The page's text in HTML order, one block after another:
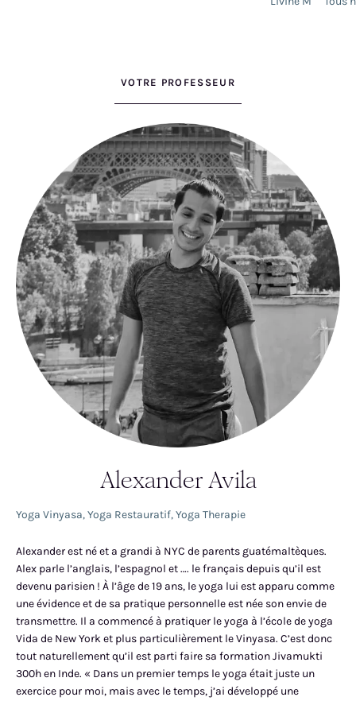
VOTRE PROFESSEUR
Alexander Avila
Yoga Vinyasa,Yoga Restauratif,Yoga Therapie
Alexander est né et a grandi à NYC de parents guatémaltèques.
Alex parle l’anglais, l’espagnol et …. le français depuis qu’il est
devenu parisien ! À l’âge de 19 ans, le yoga lui est apparu comme
une évidence et de sa pratique personnelle est née son envie de
transmettre. Il a commencé à pratiquer le yoga à l’école de yoga
Vida de New York et plus particulièrement le Vinyasa. C’est donc
tout naturellement qu’il est parti faire sa formation Jivamukti
300h en Inde. « Dans un premier temps le yoga était juste un
exercice pour moi, mais avec le temps, j’ai développé une